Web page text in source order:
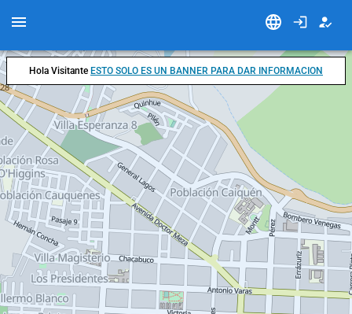
Hola Visitante ESTO SOLO ES UN BANNER PARA DAR INFORMACION